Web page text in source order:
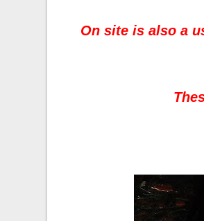
On site is also a